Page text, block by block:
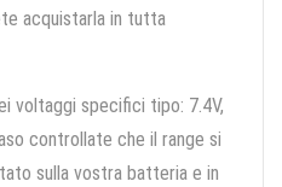
acquistarla in tutta
voltaggi specifici tipo: 7.4V,
controllate che il range si
sulla vostra batteria e in